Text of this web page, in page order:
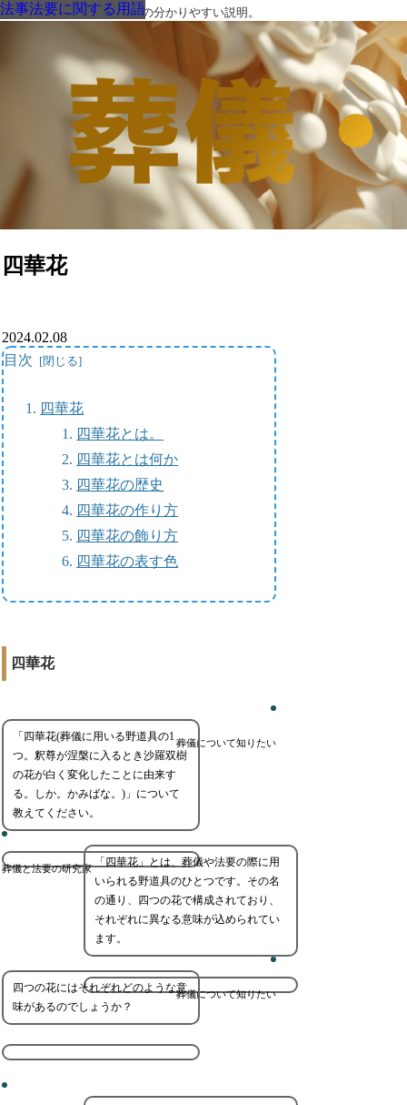
葬儀・葬式・法要についての分かりやすい説明。
四華花
法事法要に関する用語
2024.02.08
目次
四華花
四華花とは。
四華花とは何か
四華花の歴史
四華花の作り方
四華花の飾り方
四華花の表す色
四華花
葬儀について知りたい
「四華花(葬儀に用いる野道具の1
つ。釈尊が涅槃に入るとき沙羅双樹
の花が白く変化したことに由来す
る。しか。かみばな。)」について
教えてください。
葬儀と法要の研究家
「四華花」とは、葬儀や法要の際に用
いられる野道具のひとつです。その名
の通り、四つの花で構成されており、
それぞれに異なる意味が込められてい
ます。
葬儀について知りたい
四つの花にはそれぞれどのような意
味があるのでしょうか？
法事法要に関する用語
法事法要に関する用語
法事法要に関する用語
法事法要に関する用語
法事法要に関する用語
法事法要に関する用語